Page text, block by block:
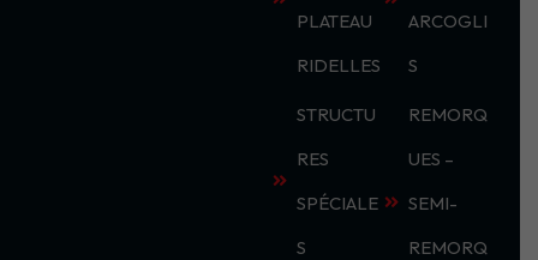
PLATEAU
RIDELLES
ARCOGLI
S
STRUCTU
RES
SPÉCIALE
S
REMORQ
UES –
SEMI-
REMORQ